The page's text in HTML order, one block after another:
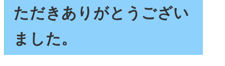
ただきありがとうござい
ました。